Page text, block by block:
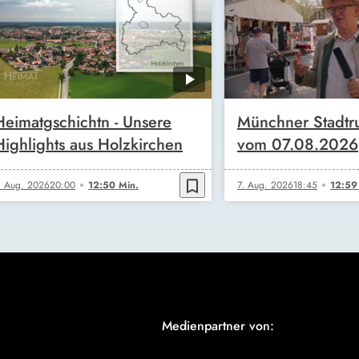
- Unsere
aus Holzkirchen
Aug. 202620:00 12:50 Min. bookmark_border
Münchner
vom 07.08.2026
7. Aug. 202618:45
Medienpartner von: